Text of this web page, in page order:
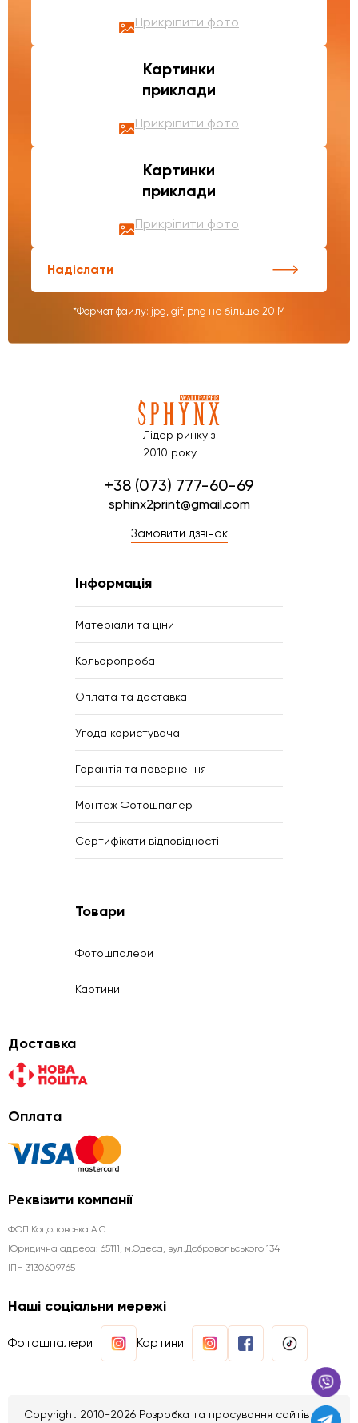
Прикріпити фото
Картинки
приклади
Прикріпити фото
Картинки
приклади
Прикріпити фото
Надіслати
*Формат файлу: jpg, gif, png не більше 20 М
Лідер ринку з
2010 року
+38 (073) 777-60-69
sphinx2print@gmail.com
Замовити дзвінок
Інформація
Матеріали та ціни
Кольоропроба
Оплата та доставка
Угода користувача
Гарантія та повернення
Монтаж Фотошпалер
Сертифікати відповідності
Товари
Фотошпалери
Картини
Доставка
Оплата
Реквізити компанії
ФОП Коцоловська А.С.
Юридична aдреса: 65111, м.Одеса, вул.Добровольського 134
ІПН 3130609765
Наші соціальни мережі
Фотошпалери Картини
Copyright 2010-2026 Розробка та просування сайтів